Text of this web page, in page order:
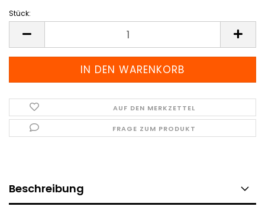
Stück:
AUF DEN MERKZETTEL
FRAGE ZUM PRODUKT
Beschreibung